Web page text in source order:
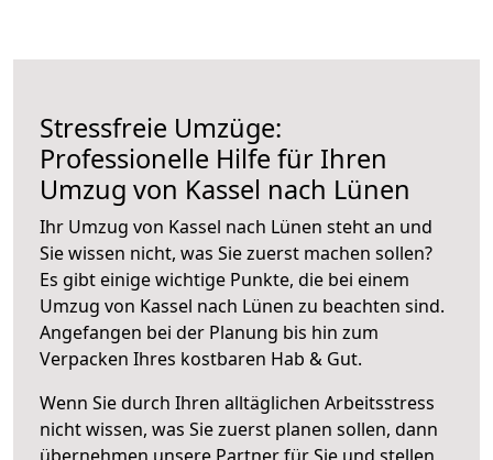
Stressfreie Umzüge:
Professionelle Hilfe für Ihren
Umzug von Kassel nach Lünen
Ihr Umzug von Kassel nach Lünen steht an und
Sie wissen nicht, was Sie zuerst machen sollen?
Es gibt einige wichtige Punkte, die bei einem
Umzug von Kassel nach Lünen zu beachten sind.
Angefangen bei der Planung bis hin zum
Verpacken Ihres kostbaren Hab & Gut.
Wenn Sie durch Ihren alltäglichen Arbeitsstress
nicht wissen, was Sie zuerst planen sollen, dann